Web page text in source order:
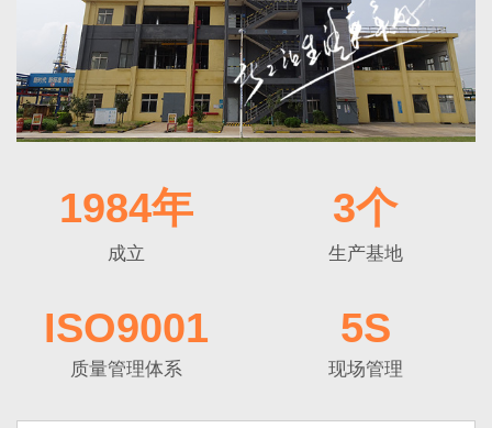
1984年
成立
3个
生产基地
ISO9001
质量管理体系
5S
现场管理